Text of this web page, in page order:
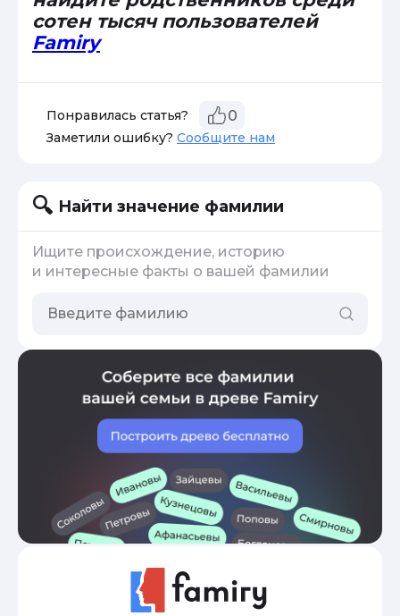
сотен тысяч пользователей
Famiry
Понравилась статья? 0
Заметили ошибку? Сообщите нам
Найти значение фамилии
Ищите происхождение, историю
и интересные факты о вашей фамилии